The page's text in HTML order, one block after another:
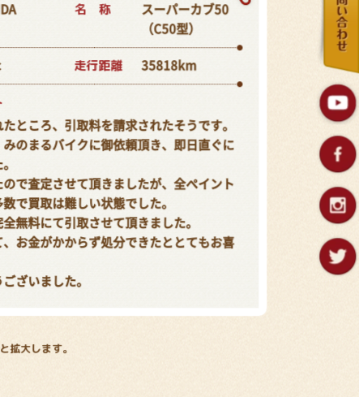
名 称 スーパーカブ50
（C50型）
走行距離 35818km
ところ、引取料を請求されたそうです。
のまるバイクに御依頼頂き、即日直ぐに
で査定させて頂きましたが、全ペイント
で買取は難しい状態でした。
無料にて引取させて頂きました。
お金がかからず処分できたととてもお喜
ざいました。
拡大します。